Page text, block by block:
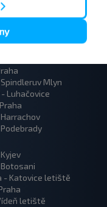
Mlyn
Luhačovice
- Katovice letiště
letiště